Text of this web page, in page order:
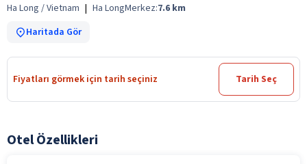
Ha Long / Vietnam | Ha LongMerkez:7.6 km
Haritada Gör
Fiyatları görmek için tarih seçiniz Tarih Seç
Otel Özellikleri